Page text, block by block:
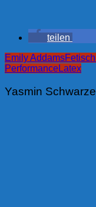
teilen
Emily AddamsFetisch
PerformanceLatex
Yasmin Schwarze